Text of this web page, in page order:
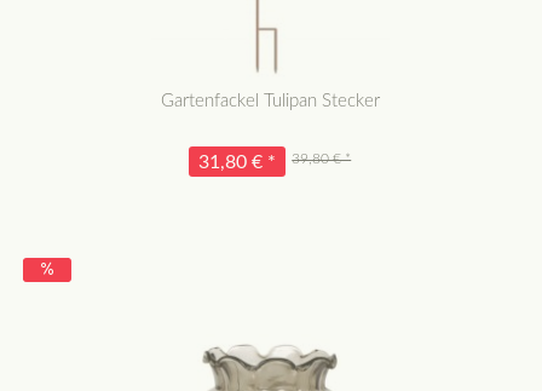
Gartenfackel Tulipan Stecker
39,80 € *
31,80 € *